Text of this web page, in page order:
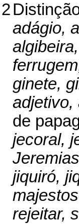
2
adágio,
ginete,
adjetivo,
de
jecoral,
jiquiró,
rejeitar,